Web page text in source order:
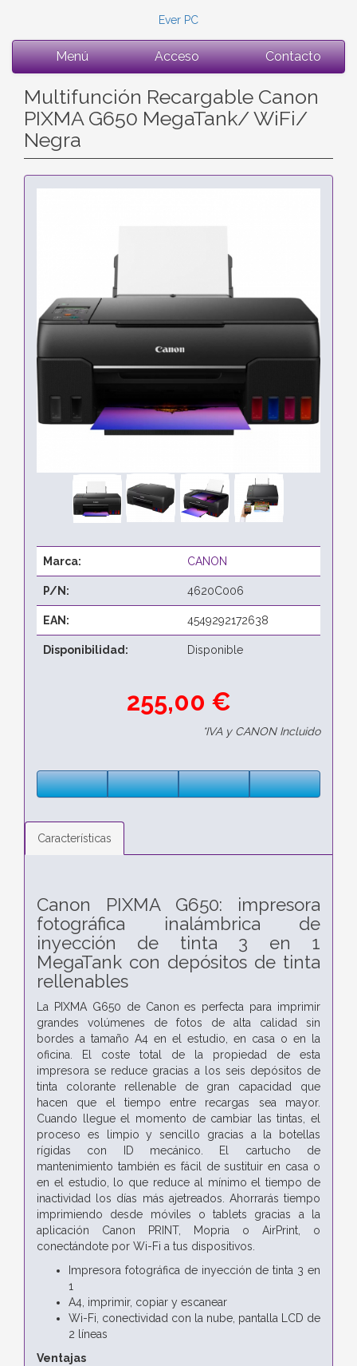
Ever PC
Menú Acceso Contacto
Multifunción Recargable Canon
PIXMA G650 MegaTank/ WiFi/
Negra
Marca: CANON
P/N: 4620C006
EAN: 4549292172638
Disponibilidad: Disponible
255,00 €
*IVA y CANON Incluido
Características
Canon PIXMA G650: impresora
fotográfica inalámbrica de
inyección de tinta 3 en 1
MegaTank con depósitos de tinta
rellenables
La PIXMA G650 de Canon es perfecta para imprimir
grandes volúmenes de fotos de alta calidad sin
bordes a tamaño A4 en el estudio, en casa o en la
oficina. El coste total de la propiedad de esta
impresora se reduce gracias a los seis depósitos de
tinta colorante rellenable de gran capacidad que
hacen que el tiempo entre recargas sea mayor.
Cuando llegue el momento de cambiar las tintas, el
proceso es limpio y sencillo gracias a la botellas
rígidas con ID mecánico. El cartucho de
mantenimiento también es fácil de sustituir en casa o
en el estudio, lo que reduce al mínimo el tiempo de
inactividad los días más ajetreados. Ahorrarás tiempo
imprimiendo desde móviles o tablets gracias a la
aplicación Canon PRINT, Mopria o AirPrint, o
conectándote por Wi-Fi a tus dispositivos.
Impresora fotográfica de inyección de tinta 3 en
1
A4, imprimir, copiar y escanear
Wi-Fi, conectividad con la nube, pantalla LCD de
2 líneas
Ventajas